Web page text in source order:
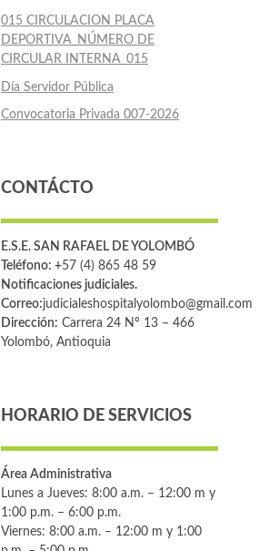
015 CIRCULACION PLACA
DEPORTIVA_NÚMERO DE
CIRCULAR INTERNA_015
Día Servidor Pública
Convocatoria Privada 007-2026
CONTÁCTO
E.S.E. SAN RAFAEL DE YOLOMBÓ
Teléfono: +57 (4) 865 48 59
Notificaciones judiciales.
Correo:judicialeshospitalyolombo@gmail.com
Dirección: Carrera 24 Nº 13 – 466
Yolombó, Antioquia
HORARIO DE SERVICIOS
Área Administrativa
Lunes a Jueves: 8:00 a.m. – 12:00 m y
1:00 p.m. – 6:00 p.m.
Viernes: 8:00 a.m. – 12:00 m y 1:00